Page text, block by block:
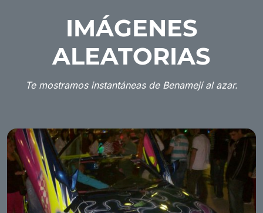
IMÁGENES
ALEATORIAS
Te mostramos instantáneas de Benamejí al azar.